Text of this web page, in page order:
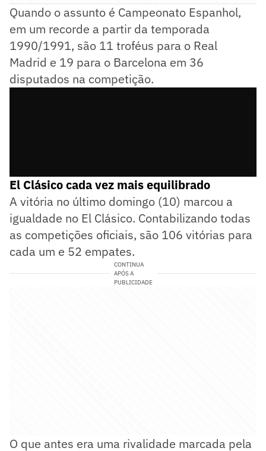
Quando o assunto é Campeonato Espanhol,
em um recorde a partir da temporada
1990/1991, são 11 troféus para o Real
Madrid e 19 para o Barcelona em 36
disputados na competição.
El Clásico cada vez mais equilibrado
A vitória no último domingo (10) marcou a
igualdade no El Clásico. Contabilizando todas
as competições oficiais, são 106 vitórias para
cada um e 52 empates.
CONTINUA
APÓS A
PUBLICIDADE
O que antes era uma rivalidade marcada pela